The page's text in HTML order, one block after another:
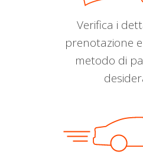
Verifica i
prenotazione
metodo di